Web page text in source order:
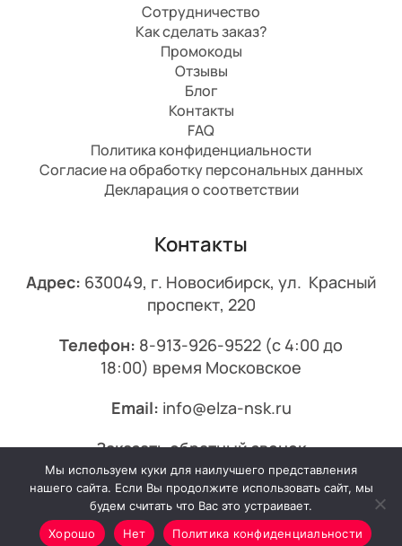
Сотрудничество
Как сделать заказ?
Промокоды
Отзывы
Блог
Контакты
FAQ
Политика конфиденциальности
Согласие на обработку персональных данных
Декларация о соответствии
Контакты
Адрес: 630049, г. Новосибирск, ул. Красный
проспект, 220
Телефон: 8-913-926-9522 (с 4:00 до
18:00) время Московское
Email: info@elza-nsk.ru
Заказать обратный звонок
© 2013-2026 Эльза.
Мы используем куки для наилучшего представления
нашего сайта. Если Вы продолжите использовать сайт, мы
будем считать что Вас это устраивает.
Хорошо
Нет Политика конфиденциальности
Минимальный заказ от 7000₽